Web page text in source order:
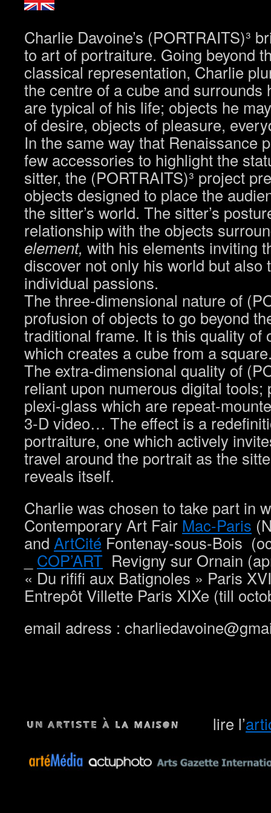
Charlie Davoine’s (PORTRAITS)³
to art of portraiture. Going beyond
classical representation, Charlie
the centre of a cube and surrounds
are typical of his life; objects he
of desire, objects of pleasure,
In the same way that Renaissance
few accessories to highlight the
sitter, the (PORTRAITS)³ project
objects designed to place the
the sitter’s world. The sitter’s
relationship with the objects
element, with his elements inviting
discover not only his world but also
individual passions.
The three-dimensional nature of
profusion of objects to go beyond
traditional frame. It is this quality of
which creates a cube from a
The extra-dimensional quality of
reliant upon numerous digital tools;
plexi-glass which are repeat-
3-D video… The effect is a
portraiture, one which actively
travel around the portrait as the
reveals itself.
Charlie was chosen to take part in
Contemporary Art Fair Mac-Paris
and ArtCité Fontenay-sous-Bois
COP’ART Revigny sur Ornain
« Du rififi aux Batignoles » Paris
Entrepôt Villette Paris XIXe (till
email adress :
lire l’